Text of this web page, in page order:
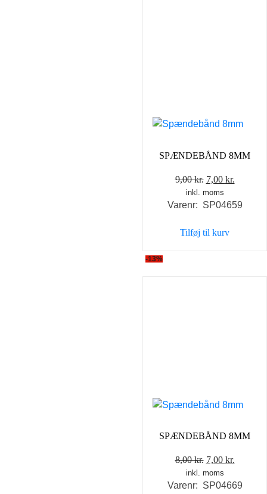
SPÆNDEBÅND 8MM
9,00kr. Den
oprindelige
pris
9,00 kr..
7,00 kr.
pris
inkl. moms
Varenr: SP04659
Tilføj til kurv
-13%
SPÆNDEBÅND 8MM
8,00kr. Den
oprindelige
pris
7,00 kr.
pris
inkl. moms
Varenr: SP04669